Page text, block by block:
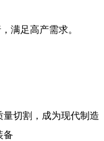
满足高产需求。
切割，成为现代制造
备